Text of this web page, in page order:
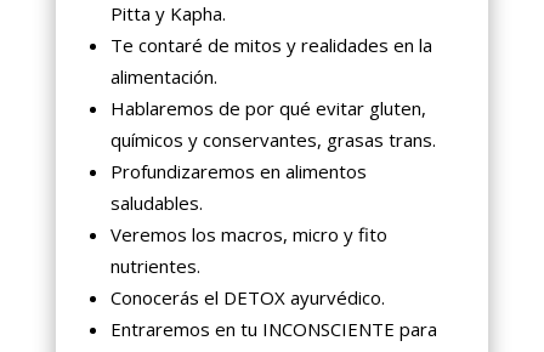
Pitta y Kapha.
Te contaré de mitos y realidades en la
alimentación.
Hablaremos de por qué evitar gluten,
químicos y conservantes, grasas trans.
Profundizaremos en alimentos
saludables.
Veremos los macros, micro y fito
nutrientes.
Conocerás el DETOX ayurvédico.
Entraremos en tu INCONSCIENTE para